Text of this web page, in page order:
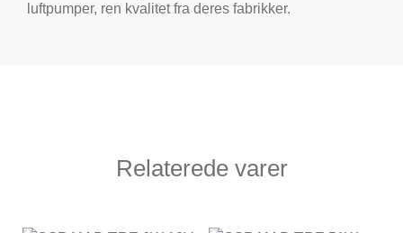
luftpumper, ren kvalitet fra deres fabrikker.
Relaterede varer